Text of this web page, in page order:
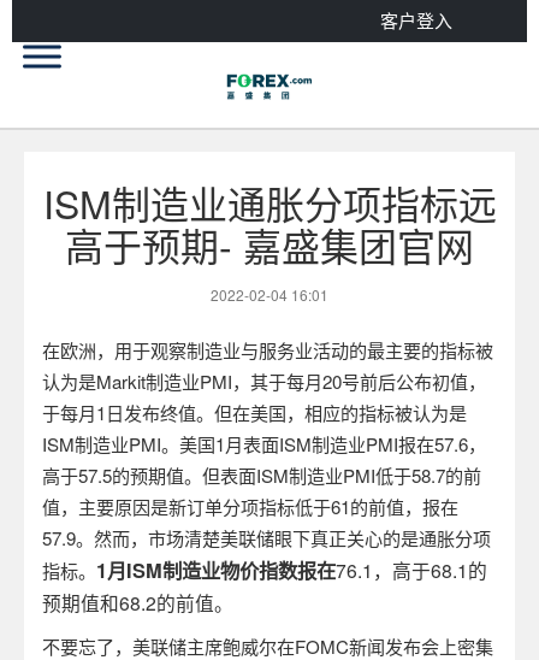
客户登入
ISM制造业通胀分项指标远
高于预期- 嘉盛集团官网
2022-02-04 16:01
在欧洲，用于观察制造业与服务业活动的最主要的指标被
认为是Markit制造业PMI，其于每月20号前后公布初值，
于每月1日发布终值。但在美国，相应的指标被认为是
ISM制造业PMI。美国1月表面ISM制造业PMI报在57.6，
高于57.5的预期值。但表面ISM制造业PMI低于58.7的前
值，主要原因是新订单分项指标低于61的前值，报在
57.9。然而，市场清楚美联储眼下真正关心的是通胀分项
指标。 1月ISM制造业物价指数报在76.1 ，高于68.1的
预期值和68.2的前值。
不要忘了，美联储主席鲍威尔在FOMC新闻发布会上密集